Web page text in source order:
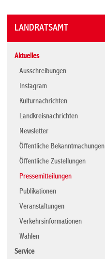
LANDRATSAMT
Aktuelles
Ausschreibungen
Instagram
Kulturnachrichten
Landkreisnachrichten
Newsletter
Öffentliche Bekanntmachungen
Öffentliche Zustellungen
Pressemitteilungen
Publikationen
Veranstaltungen
Verkehrsinformationen
Wahlen
Service